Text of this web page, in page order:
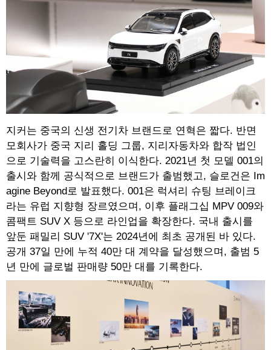
지커는 중국의 신생 전기차 브랜드로 연혁은 짧다. 반면
모회사가 중국 지리 홀딩 그룹, 지리자동차와 합작 법인
으로 기술력을 고스란히 이식한다. 2021년 첫 모델 001의
출시와 함께 공식적으로 브랜드가 출범했고, 슬로건은 Im
agine Beyond로 발표했다. 001은 럭셔리 슈팅 브레이크
라는 유럽 지향형 장르였으며, 이후 플래그십 MPV 009와
콤팩트 SUV X 등으로 라인업을 확장한다. 국내 출시를
앞둔 패밀리 SUV '7X'는 2024년에 최초 공개된 바 있다.
공개 37일 만에 누적 40만 대 계약을 달성했으며, 출범 5
년 만에 글로벌 판매량 50만 대를 기록한다.